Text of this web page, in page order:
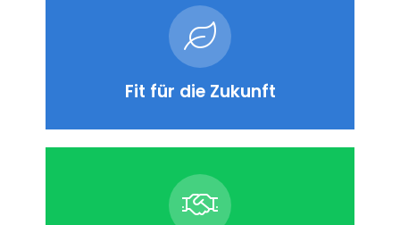
Fit für die Zukunft